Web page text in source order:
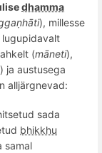
dhamma
ṇhāti), millesse
lugupidavalt
(māneti),
) ja austusega
alljärgnevad:
sada
bhikkhu
samal